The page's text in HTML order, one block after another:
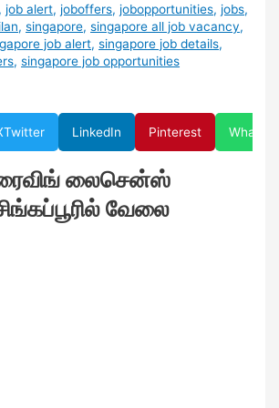
,job alert,joboffers,jobopportunities,jobs,
,singapore,singapore all job vacancy,
job alert,singapore job details,
,singapore job opportunities
Twitter LinkedIn Pinterest
லைசென்ஸ்
வேலை